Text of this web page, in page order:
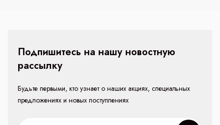
Подпишитесь на нашу новостную
рассылку
Будьте первыми, кто узнает о наших акциях, специальных
предложениях и новых поступлениях